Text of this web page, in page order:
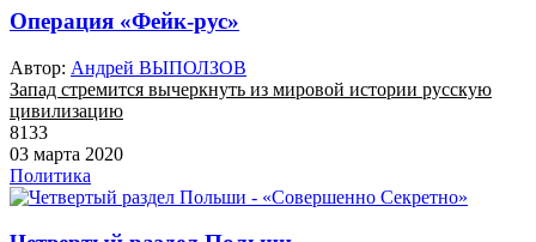
Операция «Фейк-рус»
Автор: Андрей ВЫПОЛЗОВ
Запад стремится вычеркнуть из мировой истории русскую
цивилизацию
8133
03 марта 2020
Политика